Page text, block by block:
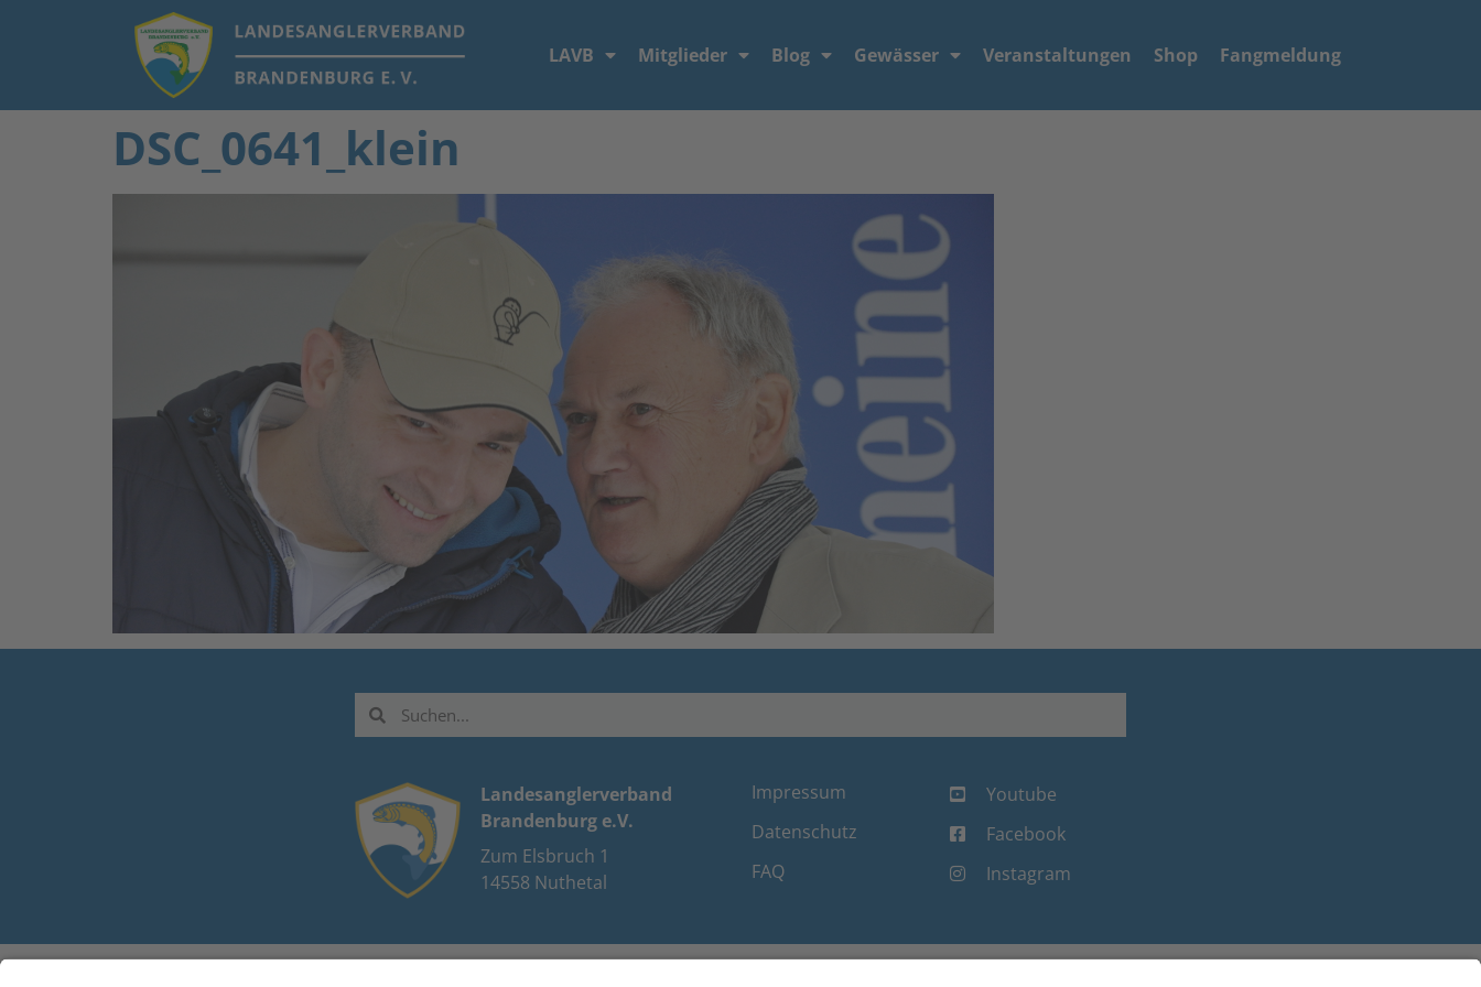
LAVB Mitglieder Blog Gewässer Veranstaltungen Shop Fangmeldung
DSC_0641_klein
Landesanglerverband
Brandenburg e.V.
Zum Elsbruch 1
14558 Nuthetal
Impressum
Datenschutz
FAQ
Youtube
Facebook
Instagram